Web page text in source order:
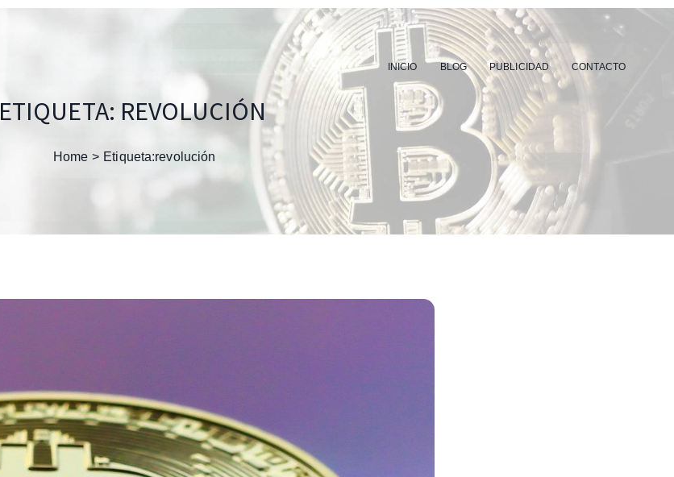
INICIO BLOG PUBLICIDAD CONTACTO
ETIQUETA: REVOLUCIÓN
Home Etiqueta:revolución